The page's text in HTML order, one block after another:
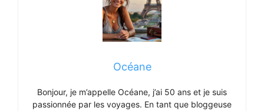
Océane
Bonjour, je m’appelle Océane, j’ai 50 ans et je suis
passionnée par les voyages. En tant que bloggeuse